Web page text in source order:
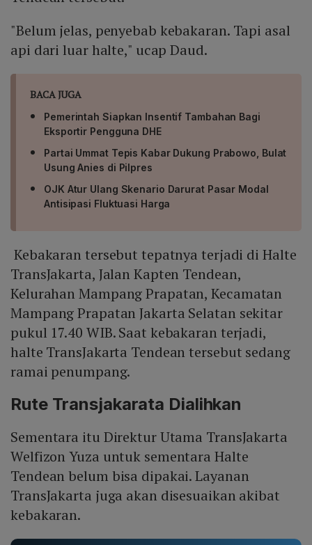
"Belum jelas, penyebab kebakaran. Tapi asal
api dari luar halte," ucap Daud.
BACA JUGA
Pemerintah Siapkan Insentif Tambahan Bagi
Eksportir Pengguna DHE
Partai Ummat Tepis Kabar Dukung Prabowo, Bulat
Usung Anies di Pilpres
OJK Atur Ulang Skenario Darurat Pasar Modal
Antisipasi Fluktuasi Harga
Kebakaran tersebut tepatnya terjadi di Halte
TransJakarta, Jalan Kapten Tendean,
Kelurahan Mampang Prapatan, Kecamatan
Mampang Prapatan Jakarta Selatan sekitar
pukul 17.40 WIB. Saat kebakaran terjadi,
halte TransJakarta Tendean tersebut sedang
ramai penumpang.
Rute Transjakarata Dialihkan
Sementara itu Direktur Utama TransJakarta
Welfizon Yuza untuk sementara Halte
Tendean belum bisa dipakai. Layanan
TransJakarta juga akan disesuaikan akibat
kebakaran.